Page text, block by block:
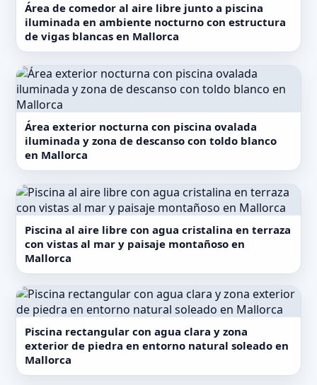
Área de comedor al aire libre junto a piscina
iluminada en ambiente nocturno con estructura
de vigas blancas en Mallorca
Área exterior nocturna con piscina ovalada
iluminada y zona de descanso con toldo blanco
en Mallorca
Piscina al aire libre con agua cristalina en terraza
con vistas al mar y paisaje montañoso en
Mallorca
Piscina rectangular con agua clara y zona
exterior de piedra en entorno natural soleado en
Mallorca